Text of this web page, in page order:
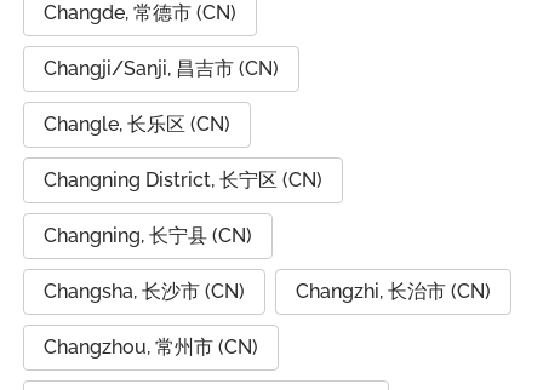
Changde, 常德市 (CN)
Changji/Sanji, 昌吉市 (CN)
Changle, 长乐区 (CN)
Changning District, 长宁区 (CN)
Changning, 长宁县 (CN)
Changsha, 长沙市 (CN) Changzhi, 长治市 (CN)
Changzhou, 常州市 (CN)